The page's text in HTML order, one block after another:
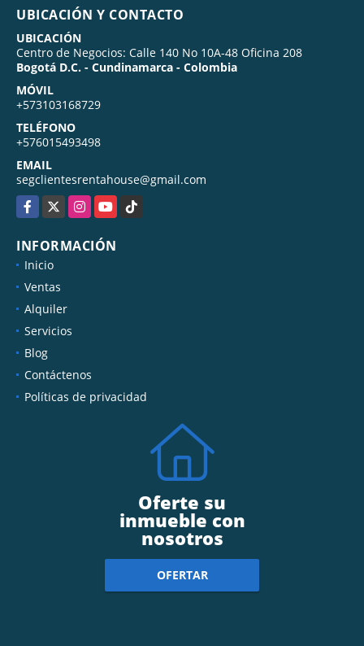
UBICACIÓN Y CONTACTO
UBICACIÓN
Centro de Negocios: Calle 140 No 10A-48 Oficina 208
Bogotá D.C. - Cundinamarca - Colombia
MÓVIL
+573103168729
TELÉFONO
+576015493498
EMAIL
segclientesrentahouse@gmail.com
Facebook
X InstagramYouTubeTikTok
INFORMACIÓN
Inicio
Ventas
Alquiler
Servicios
Blog
Contáctenos
Políticas de privacidad
Oferte su
inmueble con
nosotros
OFERTAR